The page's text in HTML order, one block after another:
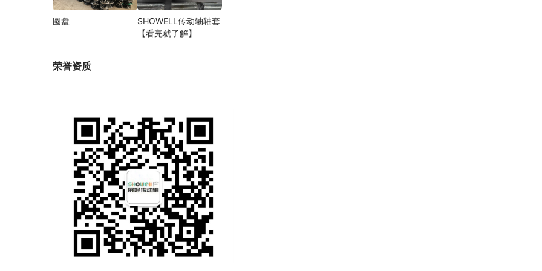
圆盘
SHOWELL传动轴轴套
【看完就了解】
荣誉资质